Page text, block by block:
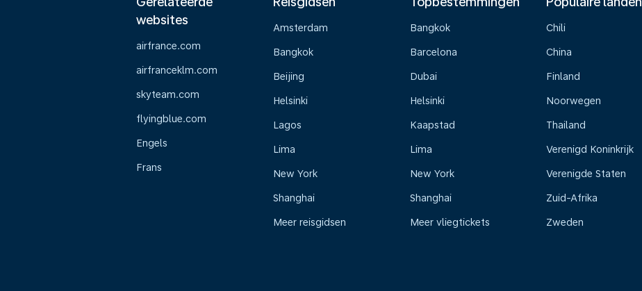
websites
airfrance.com
airfranceklm.com
skyteam.com
flyingblue.com
Engels
Frans
Amsterdam
Bangkok
Beijing
Helsinki
Lagos
Lima
New York
Shanghai
Meer reisgidsen
Bangkok
Barcelona
Dubai
Helsinki
Kaapstad
Lima
New York
Shanghai
Meer vliegtickets
Chili
China
Finland
Noorwegen
Thailand
Verenigd Koninkrijk
Verenigde Staten
Zuid-Afrika
Zweden